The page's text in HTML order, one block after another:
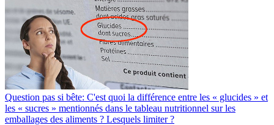
Question pas si bête: C'est quoi la différence entre les « glucides » et
les « sucres » mentionnés dans le tableau nutritionnel sur les
emballages des aliments ? Lesquels limiter ?